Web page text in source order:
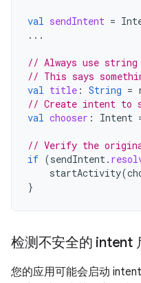
val sendIntent =
...
// Always use
// This says
val title : String =
// Create intent to
val chooser : Intent
// Verify the
if (sendIntent.
startActivity(
}
检测不安全的 intent
您的应用可能会启动